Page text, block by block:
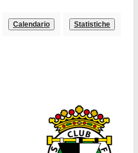
Calendario Statistiche